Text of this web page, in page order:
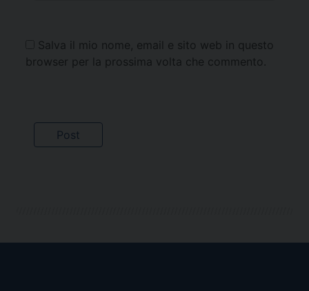
Salva il mio nome, email e sito web in questo
browser per la prossima volta che commento.